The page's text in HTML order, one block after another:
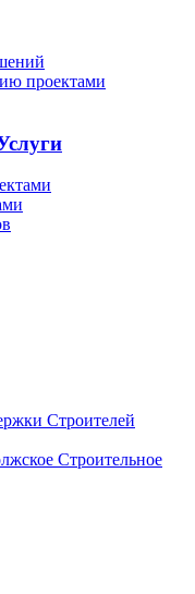
проектами
Строителей
Строительное